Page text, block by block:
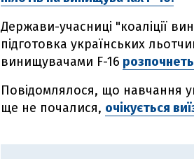
Держави-учасниці "коаліції
підготовка українських
винищувачами F-16
Повідомлялося, що навчання
ще не почалися, очікується